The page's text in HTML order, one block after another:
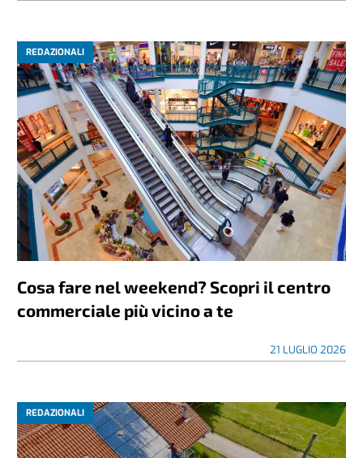
REDAZIONALI
Cosa fare nel weekend? Scopri il centro
commerciale più vicino a te
21 LUGLIO 2026
REDAZIONALI